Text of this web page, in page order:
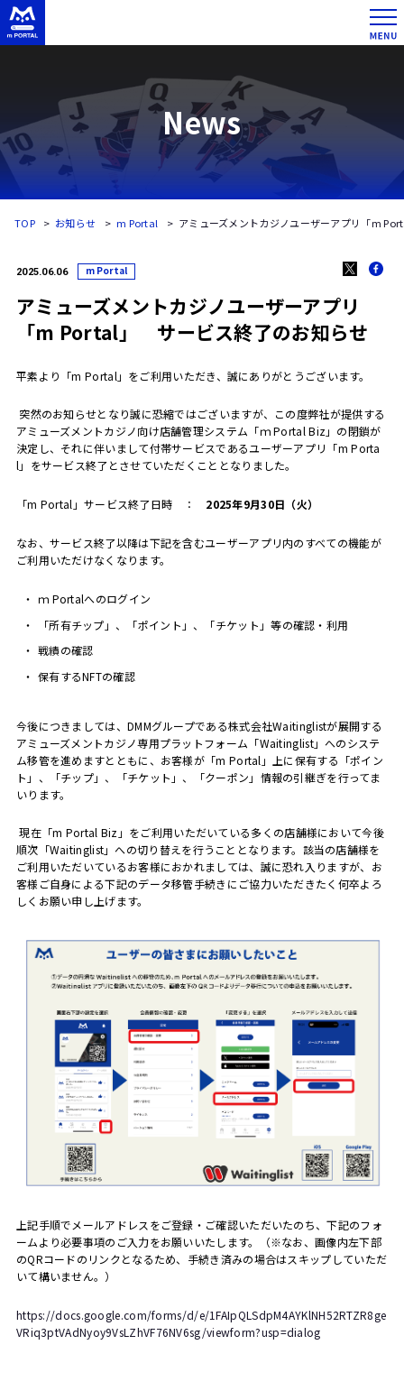
News
TOP お知らせ m Portal アミューズメントカジノユーザーアプリ「m
2025.06.06 m Portal
アミューズメントカジノユーザーアプリ
「m Portal」 サービス終了のお知らせ
平素より「m Portal 」をご利用いただき、誠にありがとうございます。
突然のお知らせとなり誠に恐縮ではございますが、この度弊社が提供する
アミューズメントカジノ向け店舗管理システム「ｍPortal Biz」の閉鎖が
決定し、それに伴いまして付帯サービスであるユーザーアプリ「m Porta
l」をサービス終了とさせていただくこととなりました。
「m Portal 」サービス終了日時 ： 2025年9月30日（火）
なお、サービス終了以降は下記を含むユーザーアプリ内のすべての機能が
ご利用いただけなくなります。
ｍ Portalへのログイン
「所有チップ」、「ポイント」、「チケット」等の確認・利用
戦績の確認
保有するNFTの確認
今後につきましては、DMMグループである株式会社Waitinglistが展開する
アミューズメントカジノ専用プラットフォーム「Waitinglist」へのシステ
ム移管を進めますとともに、お客様が「m Portal 」上に保有する「ポイン
ト」、「チップ」、「チケット」、「クーポン」情報の引継ぎを行ってま
いります。
現在「m Portal Biz 」をご利用いただいている多くの店舗様において今後
順次「Waitinglist」への切り替えを行うこととなります。該当の店舗様を
ご利用いただいているお客様におかれましては、誠に恐れ入りますが、お
客様ご自身による下記のデータ移管手続きにご協力いただきたく何卒よろ
しくお願い申し上げます。
上記手順でメールアドレスをご登録・ご確認いただいたのち、下記のフォ
ームより必要事項のご入力をお願いいたします。（※なお、画像内左下部
のQRコードのリンクとなるため、手続き済みの場合はスキップしていただ
いて構いません。）
https://docs.google.com/forms/d/e/1FAIpQLSdpM4AYKlNH52RTZR8ge
VRiq3ptVAdNyoy9VsLZhVF76NV6sg/viewform?usp=dialog